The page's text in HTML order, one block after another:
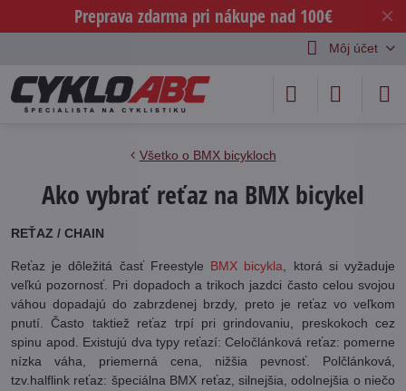
✕
Preprava zdarma pri nákupe nad 100€
Môj účet
Všetko o BMX bicykloch
Ako vybrať reťaz na BMX bicykel
REŤAZ / CHAIN
Reťaz je dôležitá časť Freestyle BMX bicykla , ktorá si vyžaduje
veľkú pozornosť. Pri dopadoch a trikoch jazdci často celou svojou
váhou dopadajú do zabrzdenej brzdy, preto je reťaz vo veľkom
pnutí. Často taktiež reťaz trpí pri grindovaniu, preskokoch cez
spinu apod. Existujú dva typy reťazí: Celočlánková reťaz: pomerne
nízka váha, priemerná cena, nižšia pevnosť. Polčlánková,
tzv.halflink reťaz: špeciálna BMX reťaz, silnejšia, odolnejšia o niečo